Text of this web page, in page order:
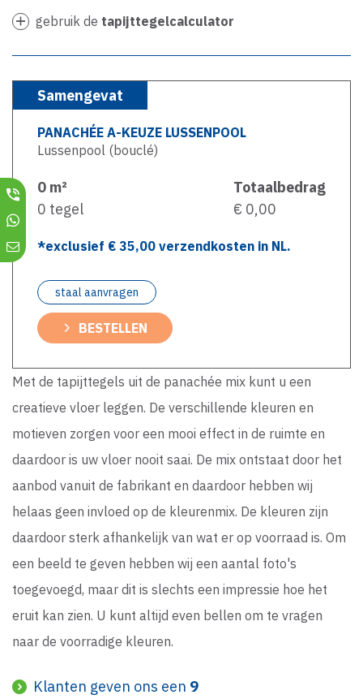
gebruik de tapijttegelcalculator
Samengevat
PANACHÉE A-KEUZE LUSSENPOOL
Lussenpool (bouclé)
0 m²
0 tegel
Totaalbedrag
€ 0,00
*exclusief € 35,00 verzendkosten in NL.
staal aanvragen
BESTELLEN
Met de tapijttegels uit de panachée mix kunt u een
creatieve vloer leggen. De verschillende kleuren en
motieven zorgen voor een mooi effect in de ruimte en
daardoor is uw vloer nooit saai. De mix ontstaat door het
aanbod vanuit de fabrikant en daardoor hebben wij
helaas geen invloed op de kleurenmix. De kleuren zijn
daardoor sterk afhankelijk van wat er op voorraad is. Om
een beeld te geven hebben wij een aantal foto's
toegevoegd, maar dit is slechts een impressie hoe het
eruit kan zien. U kunt altijd even bellen om te vragen
naar de voorradige kleuren.
Klanten geven ons een 9